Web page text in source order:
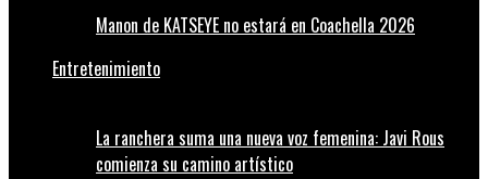
Manon de KATSEYE no estará en Coachella 2026
Entretenimiento
La ranchera suma una nueva voz femenina: Javi Rous
comienza su camino artístico